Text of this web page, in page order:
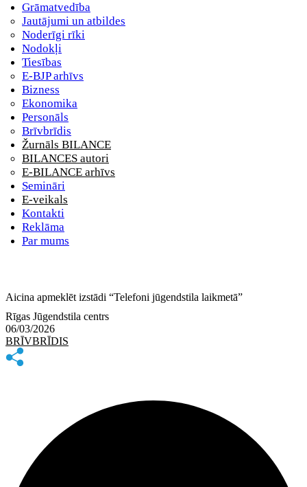
Grāmatvedība
Jautājumi un atbildes
Noderīgi rīki
Nodokļi
Tiesības
E-BJP arhīvs
Bizness
Ekonomika
Personāls
Brīvbrīdis
Žurnāls BILANCE
BILANCES autori
E-BILANCE arhīvs
Semināri
E-veikals
Kontakti
Reklāma
Par mums
Aicina apmeklēt izstādi “Telefoni jūgendstila laikmetā”
Rīgas Jūgendstila centrs
06/03/2026
BRĪVBRĪDIS